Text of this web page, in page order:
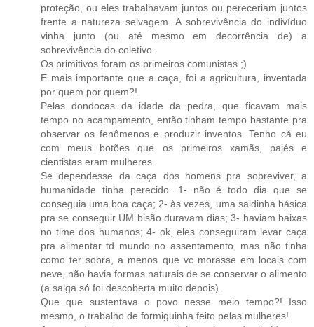
proteção, ou eles trabalhavam juntos ou pereceriam juntos
frente a natureza selvagem. A sobrevivência do indivíduo
vinha junto (ou até mesmo em decorrência de) a
sobrevivência do coletivo.
Os primitivos foram os primeiros comunistas ;)
E mais importante que a caça, foi a agricultura, inventada
por quem por quem?!
Pelas dondocas da idade da pedra, que ficavam mais
tempo no acampamento, então tinham tempo bastante pra
observar os fenômenos e produzir inventos. Tenho cá eu
com meus botões que os primeiros xamãs, pajés e
cientistas eram mulheres.
Se dependesse da caça dos homens pra sobreviver, a
humanidade tinha perecido. 1- não é todo dia que se
conseguia uma boa caça; 2- às vezes, uma saidinha básica
pra se conseguir UM bisão duravam dias; 3- haviam baixas
no time dos humanos; 4- ok, eles conseguiram levar caça
pra alimentar td mundo no assentamento, mas não tinha
como ter sobra, a menos que vc morasse em locais com
neve, não havia formas naturais de se conservar o alimento
(a salga só foi descoberta muito depois).
Que que sustentava o povo nesse meio tempo?! Isso
mesmo, o trabalho de formiguinha feito pelas mulheres!